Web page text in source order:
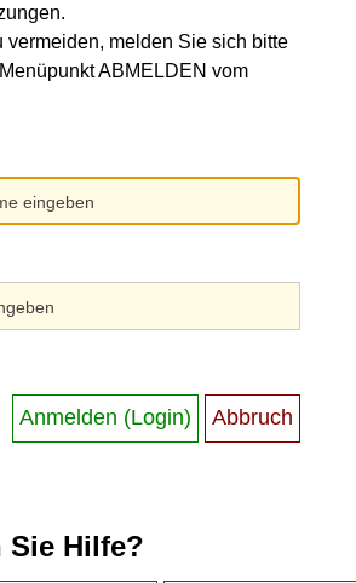
vermeiden, melden Sie sich bitte
ABMELDEN vom
Sie Hilfe?